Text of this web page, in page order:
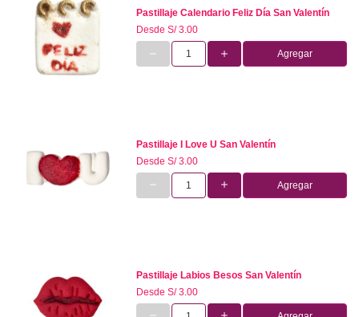
Pastillaje Calendario Feliz Día San Valentín
DesdeS/ 3.00
Agregar
Pastillaje I Love U San Valentín
DesdeS/ 3.00
Agregar
Pastillaje Labios Besos San Valentín
DesdeS/ 3.00